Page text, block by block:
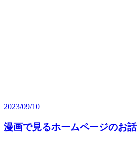
2023/09/10
漫画で見るホームページのお